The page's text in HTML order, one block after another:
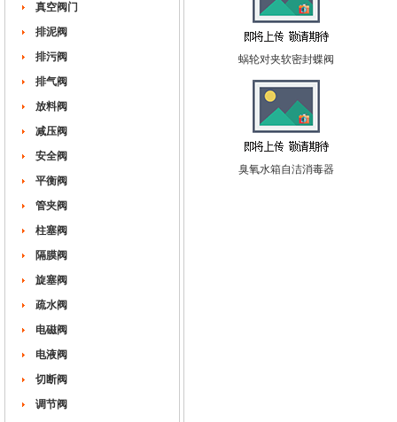
真空阀门
排泥阀
排污阀
排气阀
放料阀
减压阀
安全阀
平衡阀
管夹阀
柱塞阀
隔膜阀
旋塞阀
疏水阀
电磁阀
电液阀
切断阀
调节阀
蜗轮对夹软密封蝶阀
臭氧水箱自洁消毒器